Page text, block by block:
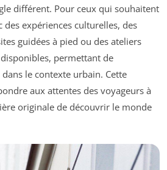
différent. Pour ceux qui souhaitent
expériences culturelles, des
guidées à pied ou des ateliers
permettant de
le contexte urbain. Cette
aux attentes des voyageurs à
originale de découvrir le monde